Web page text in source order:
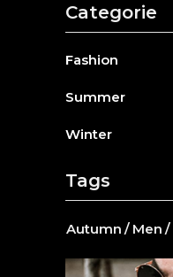
Categorie
Fashion
Summer
Winter
Tags
Autumn Men